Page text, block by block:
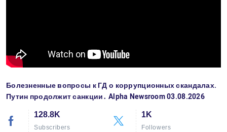
Болезненные вопросы к ГД о коррупционных скандалах.
Путин продолжит санкции․ Alpha Newsroom 03.08.2026
128.8K
Subscribers
1K
Followers